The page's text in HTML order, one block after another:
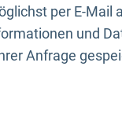
per E-Mail
und
Anfrage